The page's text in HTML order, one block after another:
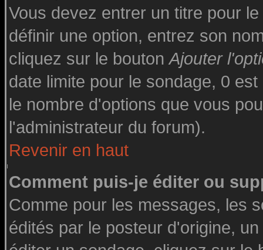
Vous devez entrer un titre pour
définir une option, entrez son
cliquez sur le boutonAjouter
date limite pour le sondage, 0
le nombre d'options que vous
l'administrateur du forum).
Revenir en haut
Comment puis-je éditer ou
Comme pour les messages, les
édités par le posteur d'origine,